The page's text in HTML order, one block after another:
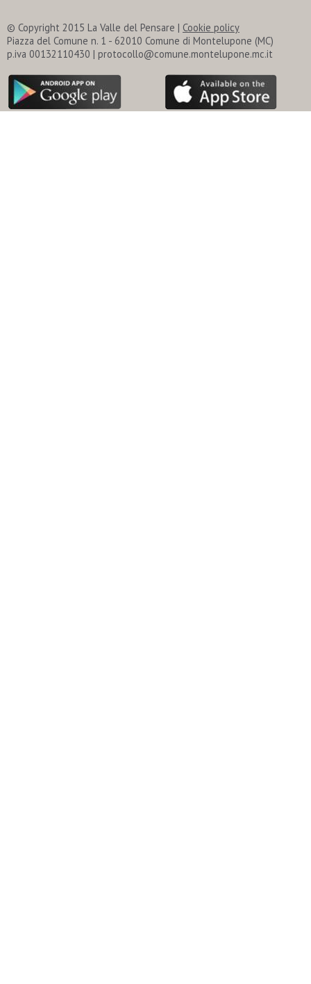
© Copyright 2015 La Valle del Pensare | Cookie policy
Piazza del Comune n. 1 - 62010 Comune di Montelupone (MC)
p.iva 00132110430 | protocollo@comune.montelupone.mc.it